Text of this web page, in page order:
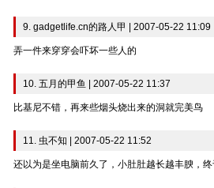
9. gadgetlife.cn的路人甲 | 2007-05-22 11:09
弄一件来穿穿会吓坏一些人的
10. 五月的甲鱼 | 2007-05-22 11:37
比基尼不错，再来些烟头烧出来的洞就完美鸟
11. 虫不知 | 2007-05-22 11:52
还以为是坐电脑前久了，小肚肚越长越丰腴，